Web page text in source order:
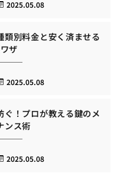
2025.05.08
別料金と安く済ませる
ザ
2025.05.08
！プロが教える鍵のメ
ンス術
2025.05.08